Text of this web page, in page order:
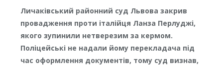
Личаківський районний суд Львова закрив
провадження проти італійця Ланза Перлуджі,
якого зупинили нетверезим за кермом.
Поліцейські не надали йому перекладача під
час оформлення документів, тому суд визнав,